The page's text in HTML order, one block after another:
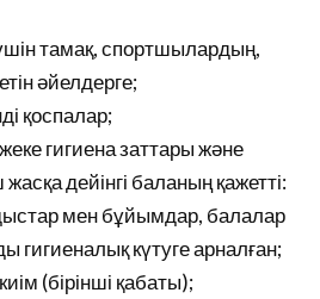
тамақ, спортшылардың,
әйелдерге;
қоспалар;
гигиена заттары және
дейінгі баланың қажетті:
мен бұйымдар, балалар
гигиеналық күтуге арналған;
(бірінші қабаты);